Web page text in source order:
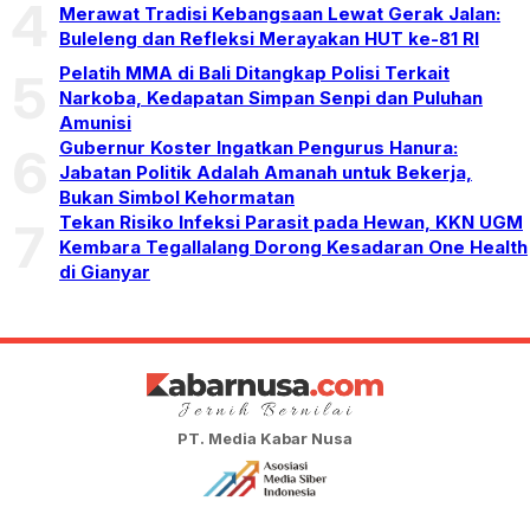
Merawat Tradisi Kebangsaan Lewat Gerak Jalan:
Buleleng dan Refleksi Merayakan HUT ke-81 RI
Pelatih MMA di Bali Ditangkap Polisi Terkait
Narkoba, Kedapatan Simpan Senpi dan Puluhan
Amunisi
Gubernur Koster Ingatkan Pengurus Hanura:
Jabatan Politik Adalah Amanah untuk Bekerja,
Bukan Simbol Kehormatan
Tekan Risiko Infeksi Parasit pada Hewan, KKN UGM
Kembara Tegallalang Dorong Kesadaran One Health
di Gianyar
PT. Media Kabar Nusa